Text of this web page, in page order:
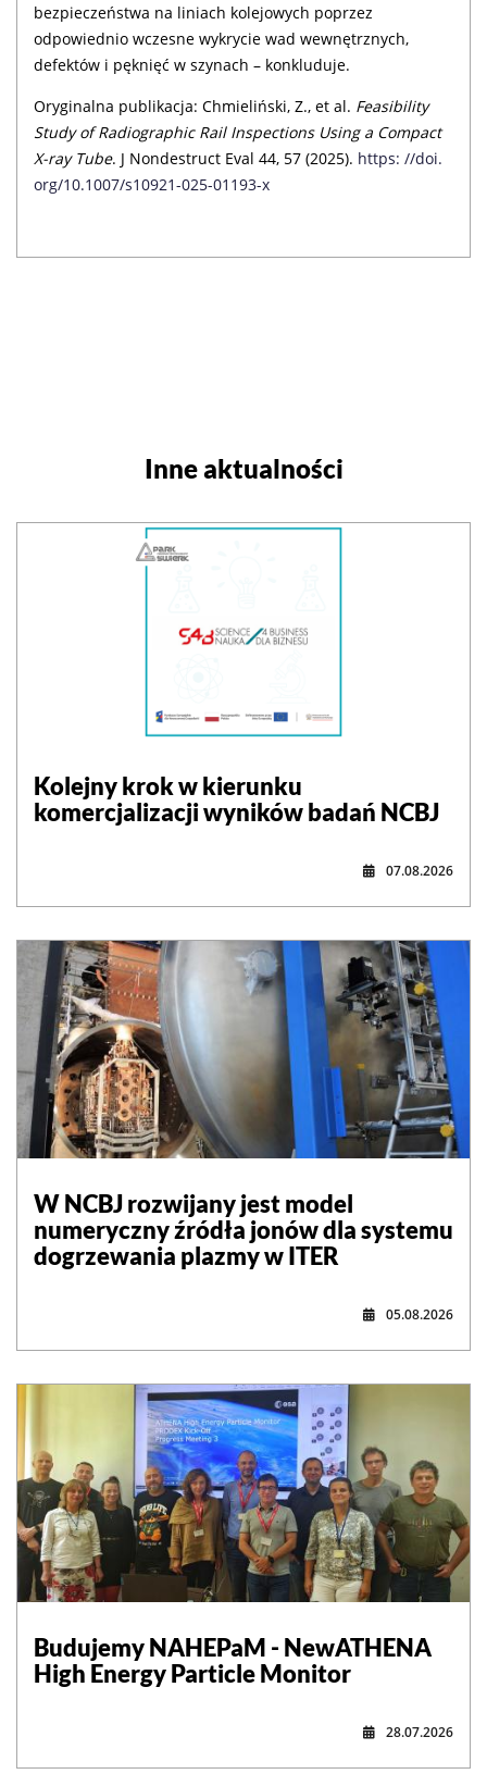
bezpieczeństwa na liniach kolejowych poprzez
odpowiednio wczesne wykrycie wad wewnętrznych,
defektów i pęknięć w szynach – konkluduje.
Oryginalna publikacja: Chmieliński, Z., et al. Feasibility
Study of Radiographic Rail Inspections Using a Compact
X-ray Tube. J Nondestruct Eval 44, 57 (2025). https: //doi.
org/10.1007/s10921-025-01193-x
Inne aktualności
Kolejny krok w kierunku
komercjalizacji wyników badań NCBJ
07.08.2026
W NCBJ rozwijany jest model
numeryczny źródła jonów dla systemu
dogrzewania plazmy w ITER
05.08.2026
Budujemy NAHEPaM - NewATHENA
High Energy Particle Monitor
28.07.2026